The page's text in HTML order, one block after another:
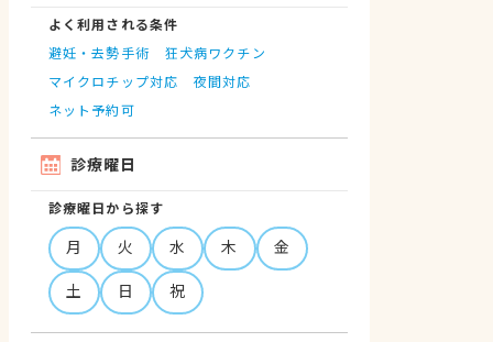
よく利用される条件
避妊・去勢手術
狂犬病ワクチン
マイクロチップ対応
夜間対応
ネット予約可
診療曜日
診療曜日から探す
月 火 水 木
金
土
日 祝